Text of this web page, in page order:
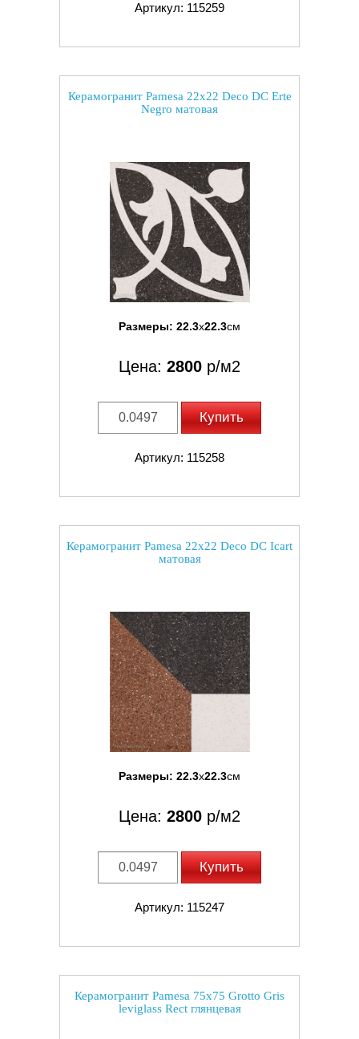
Артикул: 115259
Керамогранит Pamesa 22x22 Deco DC Erte
Negro матовая
Размеры: 22.3x22.3см
Цена: 2800 р/м2
Купить
Артикул: 115258
Керамогранит Pamesa 22x22 Deco DC Icart
матовая
Размеры: 22.3x22.3см
Цена: 2800 р/м2
Купить
Артикул: 115247
Керамогранит Pamesa 75x75 Grotto Gris
leviglass Rect глянцевая